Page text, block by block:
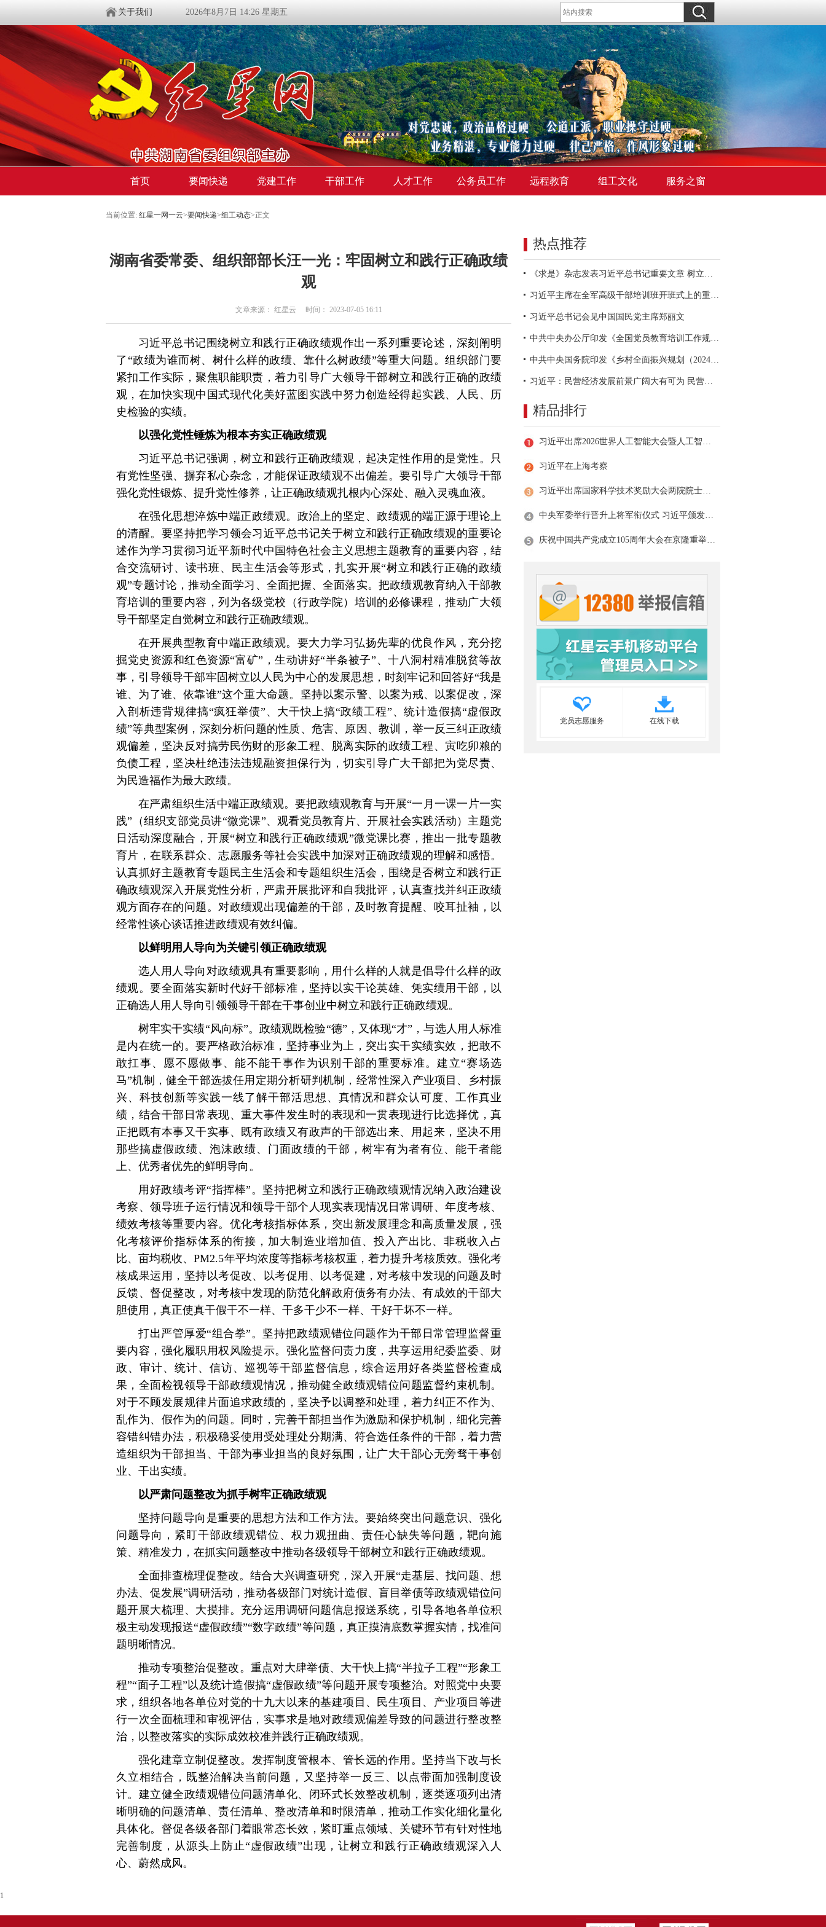
关于我们 2026年8月7日 14:26 星期五
首页 要闻快递 党建工作 干部工作 人才工作 公务员工作 远程教育 组工文化 服务之窗
当前位置: 红星一网一云>要闻快递>组工动态>正文
湖南省委常委、组织部部长汪一光：牢固树立和践行正确政绩
观
文章来源： 红星云 时间： 2023-07-05 16:11
习近平总书记围绕树立和践行正确政绩观作出一系列重要论述，深刻阐明
了“政绩为谁而树、树什么样的政绩、靠什么树政绩”等重大问题。组织部门要
紧扣工作实际，聚焦职能职责，着力引导广大领导干部树立和践行正确的政绩
观，在加快实现中国式现代化美好蓝图实践中努力创造经得起实践、人民、历
史检验的实绩。
以强化党性锤炼为根本夯实正确政绩观
习近平总书记强调，树立和践行正确政绩观，起决定性作用的是党性。只
有党性坚强、摒弃私心杂念，才能保证政绩观不出偏差。要引导广大领导干部
强化党性锻炼、提升党性修养，让正确政绩观扎根内心深处、融入灵魂血液。
在强化思想淬炼中端正政绩观。政治上的坚定、政绩观的端正源于理论上
的清醒。要坚持把学习领会习近平总书记关于树立和践行正确政绩观的重要论
述作为学习贯彻习近平新时代中国特色社会主义思想主题教育的重要内容，结
合交流研讨、读书班、民主生活会等形式，扎实开展“树立和践行正确的政绩
观”专题讨论，推动全面学习、全面把握、全面落实。把政绩观教育纳入干部教
育培训的重要内容，列为各级党校（行政学院）培训的必修课程，推动广大领
导干部坚定自觉树立和践行正确政绩观。
在开展典型教育中端正政绩观。要大力学习弘扬先辈的优良作风，充分挖
掘党史资源和红色资源“富矿”，生动讲好“半条被子”、十八洞村精准脱贫等故
事，引导领导干部牢固树立以人民为中心的发展思想，时刻牢记和回答好“我是
谁、为了谁、依靠谁”这个重大命题。坚持以案示警、以案为戒、以案促改，深
入剖析违背规律搞“疯狂举债”、大干快上搞“政绩工程”、统计造假搞“虚假政
绩”等典型案例，深刻分析问题的性质、危害、原因、教训，举一反三纠正政绩
观偏差，坚决反对搞劳民伤财的形象工程、脱离实际的政绩工程、寅吃卯粮的
负债工程，坚决杜绝违法违规融资担保行为，切实引导广大干部把为党尽责、
为民造福作为最大政绩。
在严肃组织生活中端正政绩观。要把政绩观教育与开展“一月一课一片一实
践”（组织支部党员讲“微党课”、观看党员教育片、开展社会实践活动）主题党
日活动深度融合，开展“树立和践行正确政绩观”微党课比赛，推出一批专题教
育片，在联系群众、志愿服务等社会实践中加深对正确政绩观的理解和感悟。
认真抓好主题教育专题民主生活会和专题组织生活会，围绕是否树立和践行正
确政绩观深入开展党性分析，严肃开展批评和自我批评，认真查找并纠正政绩
观方面存在的问题。对政绩观出现偏差的干部，及时教育提醒、咬耳扯袖，以
经常性谈心谈话推进政绩观有效纠偏。
以鲜明用人导向为关键引领正确政绩观
选人用人导向对政绩观具有重要影响，用什么样的人就是倡导什么样的政
绩观。要全面落实新时代好干部标准，坚持以实干论英雄、凭实绩用干部，以
正确选人用人导向引领领导干部在干事创业中树立和践行正确政绩观。
树牢实干实绩“风向标”。政绩观既检验“德”，又体现“才”，与选人用人标准
是内在统一的。要严格政治标准，坚持事业为上，突出实干实绩实效，把敢不
敢扛事、愿不愿做事、能不能干事作为识别干部的重要标准。建立“赛场选
马”机制，健全干部选拔任用定期分析研判机制，经常性深入产业项目、乡村振
兴、科技创新等实践一线了解干部活思想、真情况和群众认可度、工作真业
绩，结合干部日常表现、重大事件发生时的表现和一贯表现进行比选择优，真
正把既有本事又干实事、既有政绩又有政声的干部选出来、用起来，坚决不用
那些搞虚假政绩、泡沫政绩、门面政绩的干部，树牢有为者有位、能干者能
上、优秀者优先的鲜明导向。
用好政绩考评“指挥棒”。坚持把树立和践行正确政绩观情况纳入政治建设
考察、领导班子运行情况和领导干部个人现实表现情况日常调研、年度考核、
绩效考核等重要内容。优化考核指标体系，突出新发展理念和高质量发展，强
化考核评价指标体系的衔接，加大制造业增加值、投入产出比、非税收入占
比、亩均税收、PM2.5年平均浓度等指标考核权重，着力提升考核质效。强化考
核成果运用，坚持以考促改、以考促用、以考促建，对考核中发现的问题及时
反馈、督促整改，对考核中发现的防范化解政府债务有办法、有成效的干部大
胆使用，真正使真干假干不一样、干多干少不一样、干好干坏不一样。
打出严管厚爱“组合拳”。坚持把政绩观错位问题作为干部日常管理监督重
要内容，强化履职用权风险提示。强化监督问责力度，共享运用纪委监委、财
政、审计、统计、信访、巡视等干部监督信息，综合运用好各类监督检查成
果，全面检视领导干部政绩观情况，推动健全政绩观错位问题监督约束机制。
对于不顾发展规律片面追求政绩的，坚决予以调整和处理，着力纠正不作为、
乱作为、假作为的问题。同时，完善干部担当作为激励和保护机制，细化完善
容错纠错办法，积极稳妥使用受处理处分期满、符合选任条件的干部，着力营
造组织为干部担当、干部为事业担当的良好氛围，让广大干部心无旁骛干事创
业、干出实绩。
以严肃问题整改为抓手树牢正确政绩观
坚持问题导向是重要的思想方法和工作方法。要始终突出问题意识、强化
问题导向，紧盯干部政绩观错位、权力观扭曲、责任心缺失等问题，靶向施
策、精准发力，在抓实问题整改中推动各级领导干部树立和践行正确政绩观。
全面排查梳理促整改。结合大兴调查研究，深入开展“走基层、找问题、想
办法、促发展”调研活动，推动各级部门对统计造假、盲目举债等政绩观错位问
题开展大梳理、大摸排。充分运用调研问题信息报送系统，引导各地各单位积
极主动发现报送“虚假政绩”“数字政绩”等问题，真正摸清底数掌握实情，找准问
题明晰情况。
推动专项整治促整改。重点对大肆举债、大干快上搞“半拉子工程”“形象工
程”“面子工程”以及统计造假搞“虚假政绩”等问题开展专项整治。对照党中央要
求，组织各地各单位对党的十九大以来的基建项目、民生项目、产业项目等进
行一次全面梳理和审视评估，实事求是地对政绩观偏差导致的问题进行整改整
治，以整改落实的实际成效校准并践行正确政绩观。
强化建章立制促整改。发挥制度管根本、管长远的作用。坚持当下改与长
久立相结合，既整治解决当前问题，又坚持举一反三、以点带面加强制度设
计。建立健全政绩观错位问题清单化、闭环式长效整改机制，逐类逐项列出清
晰明确的问题清单、责任清单、整改清单和时限清单，推动工作实化细化量化
具体化。督促各级各部门着眼常态长效，紧盯重点领域、关键环节有针对性地
完善制度，从源头上防止“虚假政绩”出现，让树立和践行正确政绩观深入人
心、蔚然成风。
热点推荐
《求是》杂志发表习近平总书记重要文章 树立和践行正确政绩观
习近平主席在全军高级干部培训班开班式上的重要讲话引领全军开展思想整风、深化政治整训
习近平总书记会见中国国民党主席郑丽文
中共中央办公厅印发《全国党员教育培训工作规划（2024－2028年）》
中共中央国务院印发《乡村全面振兴规划（2024—2027年）》
习近平：民营经济发展前景广阔大有可为 民营企业和民营企业家大显身手正当其时
精品排行
习近平出席2026世界人工智能大会暨人工智能全球治理高级别会议开幕式并发表主旨讲话
习近平在上海考察
习近平出席国家科学技术奖励大会两院院士大会中国科协第十一次全国代表大会并发表重要讲话
中央军委举行晋升上将军衔仪式 习近平颁发命令状并向晋衔的军官表示祝贺
庆祝中国共产党成立105周年大会在京隆重举行 习近平发表重要讲话
党员志愿服务 在线下载
1